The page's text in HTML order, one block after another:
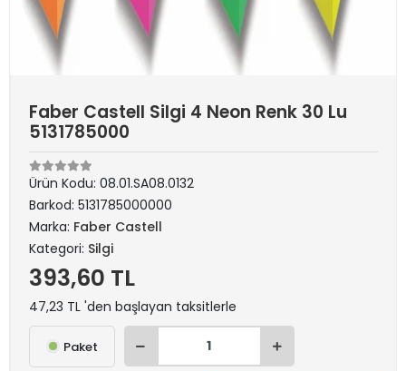
Faber Castell Silgi 4 Neon Renk 30 Lu
5131785000
Ürün Kodu: 08.01.SA08.0132
Barkod: 5131785000000
Marka: Faber Castell
Kategori: Silgi
393,60 TL
47,23 TL 'den başlayan taksitlerle
Paket